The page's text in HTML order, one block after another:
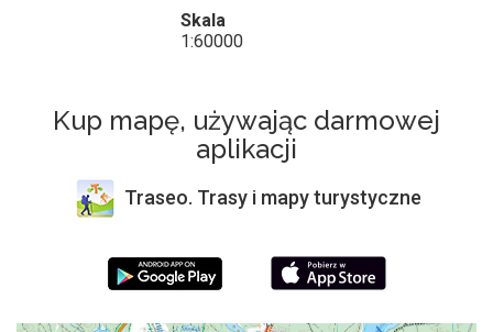
Skala
1:60000
Kup mapę, używając darmowej
aplikacji
Traseo. Trasy i mapy turystyczne